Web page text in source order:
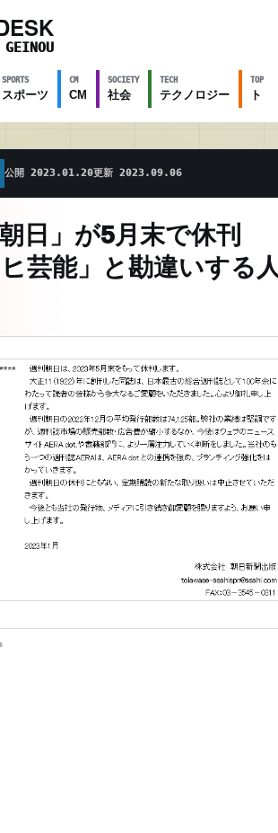
GEINOU
SPORTS
スポーツ
CM
CM
SOCIETY
社会
TECH
テクノロジー
TOPICS
ト
公開 2023.01.20更新 2023.09.06
朝日」が5月末で休刊
ヒ芸能」と勘違いする